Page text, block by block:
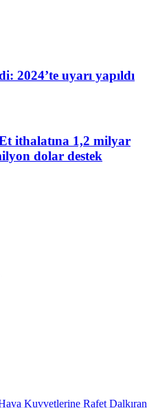
2024’te uyarı yapıldı
ithalatına 1,2 milyar
dolar destek
Kuvvetlerine Rafet Dalkıran